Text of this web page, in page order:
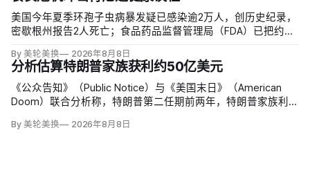
美国今年夏季环孢子虫病暴发疑已感染逾2万人，创历史纪录，
密歇根州报告2人死亡；食品药品监督管理局（FDA）已把约
来，但其余来源仍未查清。
By 美轮美换 2026年8月8日
分析估算特朗普家族获利约50亿美元
《公众告知》（Public Notice）与《美国末日》（American
Doom）联合分析称，特朗普第二任期前两年，特朗普家族利润
22.5亿美元、外国授权业务2025年收入6100万美元；
By 美轮美换 2026年8月8日